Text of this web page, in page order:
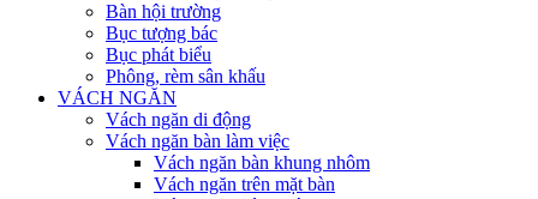
Bàn hội trường
Bục tượng bác
Bục phát biểu
Phông, rèm sân khấu
VÁCH NGĂN
Vách ngăn di động
Vách ngăn bàn làm việc
Vách ngăn bàn khung nhôm
Vách ngăn trên mặt bàn